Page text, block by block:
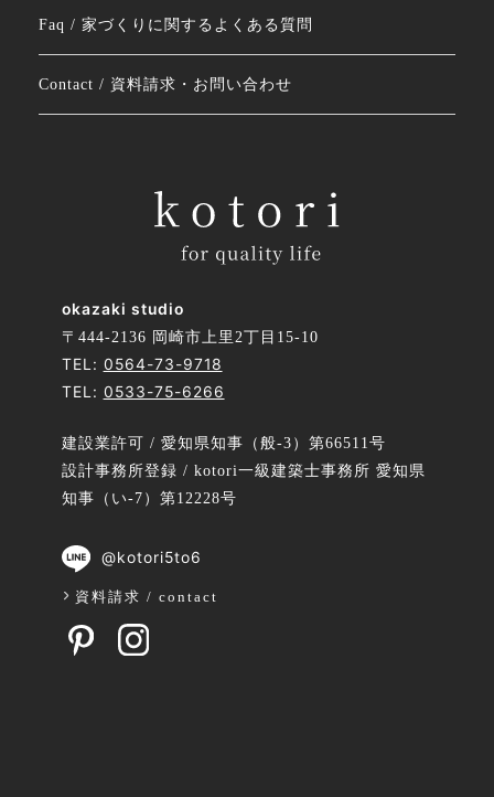
okazaki studio
〒444-2136 岡崎市上里2丁目15-10
TEL: 0564-73-9718
TEL: 0533-75-6266
建設業許可 / 愛知県知事（般-3）第66511号
設計事務所登録 / kotori一級建築士事務所 愛知県
知事（い-7）第12228号
@kotori5to6
資料請求 / contact
Faq / 家づくりに関するよくある質問
Contact / 資料請求・お問い合わせ